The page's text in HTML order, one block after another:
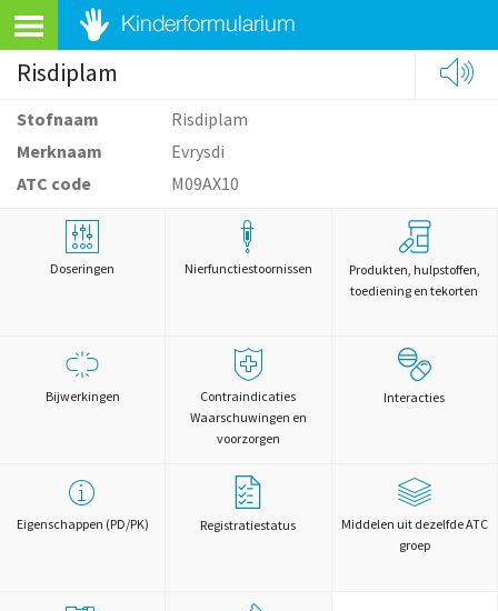
Risdiplam
Stofnaam
Risdiplam
Merknaam
Evrysdi
ATC code
M09AX10
Doseringen Nierfunctiestoornissen
Produkten, hulpstoffen,
toediening en tekorten
Bijwerkingen
Contraindicaties
Waarschuwingen en
voorzorgen
Interacties
Eigenschappen (PD/PK) Registratiestatus
Middelen uit dezelfde ATC
groep